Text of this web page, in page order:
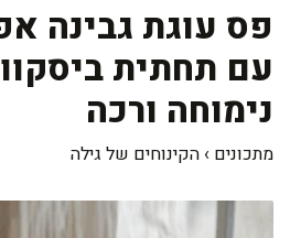
פס עוגת גבינה
עם תחתית
נימוחה ורכה
מתכונים › הקינוחים של גילה